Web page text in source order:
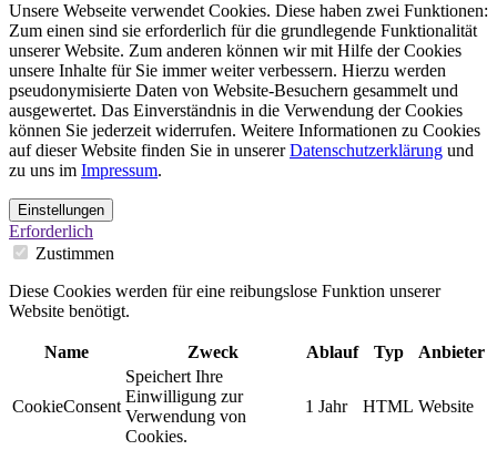
Unsere Webseite verwendet Cookies. Diese haben zwei Funktionen:
Zum einen sind sie erforderlich für die grundlegende Funktionalität
unserer Website. Zum anderen können wir mit Hilfe der Cookies
unsere Inhalte für Sie immer weiter verbessern. Hierzu werden
pseudonymisierte Daten von Website-Besuchern gesammelt und
ausgewertet. Das Einverständnis in die Verwendung der Cookies
können Sie jederzeit widerrufen. Weitere Informationen zu Cookies
auf dieser Website finden Sie in unsererDatenschutzerklärung und
zu uns im Impressum.
Einstellungen
Erforderlich
Zustimmen
Diese Cookies werden für eine reibungslose Funktion unserer
Website benötigt.
Name Zweck Ablauf Typ Anbieter
CookieConsent
Speichert Ihre
Einwilligung zur
Verwendung von
Cookies.
1 Jahr HTML Website